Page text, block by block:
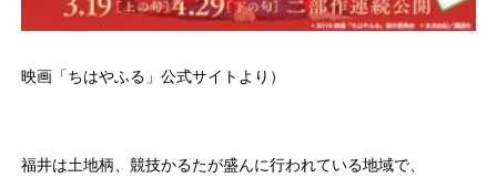
映画「ちはやふる」公式サイトより）
福井は土地柄、競技かるたが盛んに行われている地域で、